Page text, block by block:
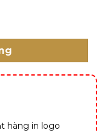
- Xanh
hàng in logo